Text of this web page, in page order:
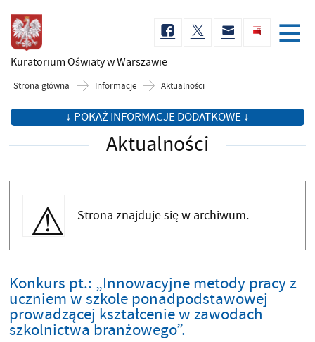
Kuratorium Oświatyw Warszawie
Strona główna Informacje Aktualności
↓ POKAŻ INFORMACJE DODATKOWE ↓
Aktualności
Strona znajduje się w archiwum.
Konkurs pt.: „Innowacyjne metody pracy z
uczniem w szkole ponadpodstawowej
prowadzącej kształcenie w zawodach
szkolnictwa branżowego”.